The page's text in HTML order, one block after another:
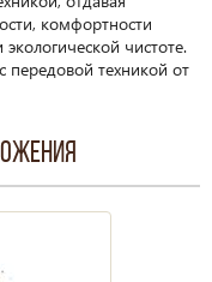
комфортности
чистоте.
передовой техникой от